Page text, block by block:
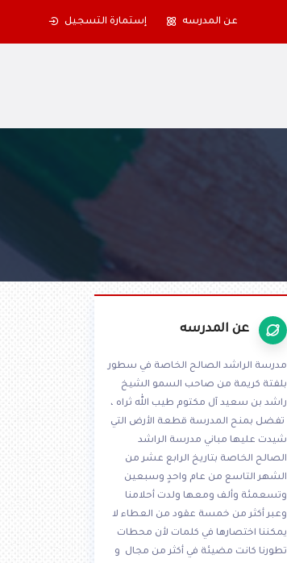
عن المدرسه إستمارة التسجيل
عن المدرسه
مدرسة الراشد الصالح الخاصة في سطور
بلفتة كريمة من صاحب السمو الشيخ
راشد بن سعيد آل مكتوم طيب الله ثراه ،
تفضل بمنح المدرسة قطعة الأرض التي
شيدت عليها مباني مدرسة الراشد
الصالح الخاصة بتاريخ الرابع عشر من
الشهر التاسع من عام واحدٍ وسبعين
وتسعمئة وألف ومعها ولدت أحلامنا
وعبر أكثر من خمسة عقود من العطاء لا
يمكننا اختصارها في كلمات لأن محطات
تطورنا كانت مضيئة في أكثر من مجال و